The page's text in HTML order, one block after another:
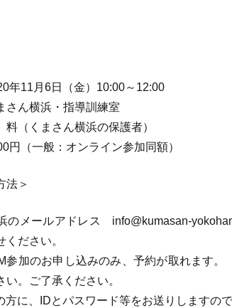
年11月6日（金）10:00～12:00
横浜・指導訓練室
くまさん横浜の保護者）
般：オンライン参加同額）
法＞
のメールアドレス info@kumasan-
ください。
加のお申し込みのみ、予約が取れます。
い。ご了承ください。
に、IDとパスワード等をお送りしますの